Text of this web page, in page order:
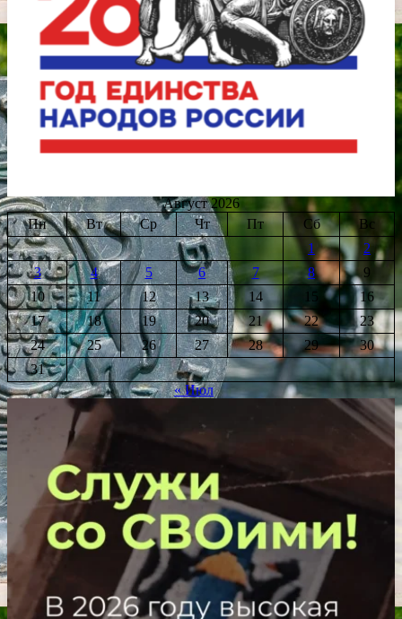
Август 2026
Пн
Вт Ср Чт Пт Сб
Вс
1
2
3
4 5 6 7 8
9
10
11 12 13 14 15
16
17
18 19 20 21 22
23
24
25 26 27 28 29
30
31
« Июл